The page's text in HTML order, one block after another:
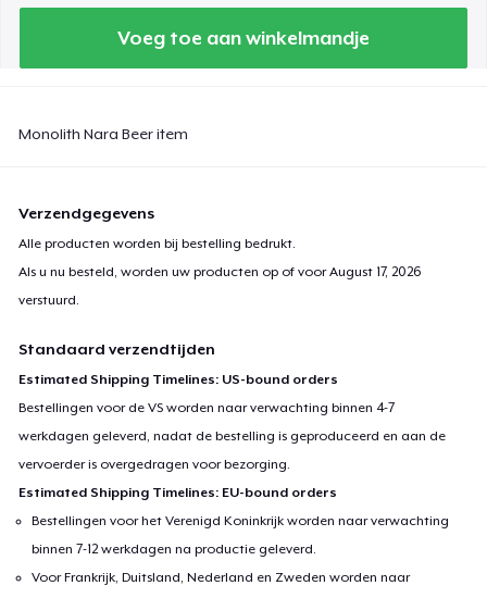
Voeg toe aan winkelmandje
Monolith Nara Beer item
Verzendgegevens
Alle producten worden bij bestelling bedrukt.
Als u nu besteld, worden uw producten op of voorAugust 17, 2026
verstuurd.
Standaard verzendtijden
Estimated Shipping Timelines: US-bound orders
Bestellingen voor de VS worden naar verwachting binnen 4-7
werkdagen geleverd, nadat de bestelling is geproduceerd en aan de
vervoerder is overgedragen voor bezorging.
Estimated Shipping Timelines: EU-bound orders
Bestellingen voor het Verenigd Koninkrijk worden naar verwachting
binnen 7-12 werkdagen na productie geleverd.
Voor Frankrijk, Duitsland, Nederland en Zweden worden naar